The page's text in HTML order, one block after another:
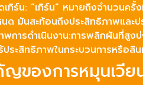
เทิร์น: “เทิร์น” หมายถึงจำนวน
นด มันสะท้อนถึงประสิทธิภาพและ
พการดำเนินงาน:การพลิกผันที่สู
ประสิทธิภาพในกระบวนการหรือสิ
ญของการหมุนเวีย